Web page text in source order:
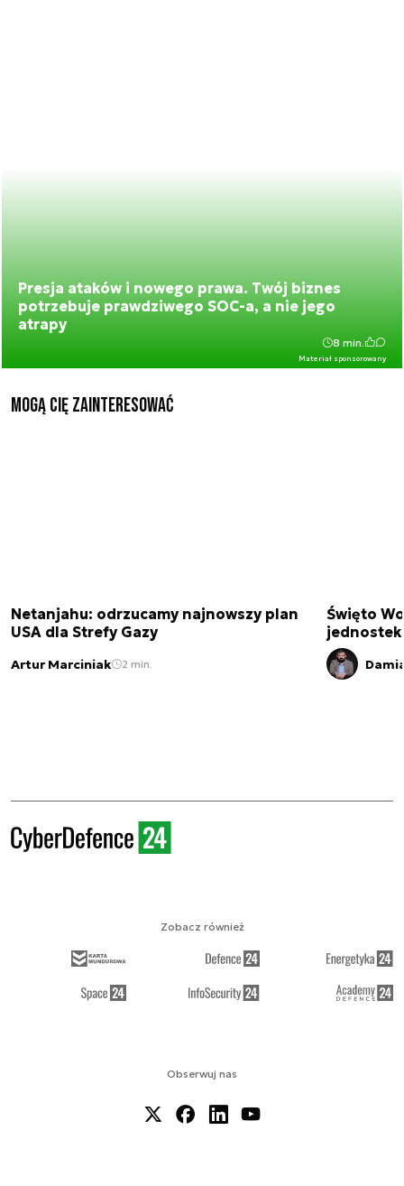
Presja ataków i nowego prawa. Twój biznes
potrzebuje prawdziwego SOC-a, a nie jego
atrapy
Materiał sponsorowany
8 min.
Mogą Cię zainteresować
Netanjahu: odrzucamy najnowszy plan
USA dla Strefy Gazy
Artur Marciniak 2 min.
Święto
jednostek
Obserwuj nas
Zobacz również